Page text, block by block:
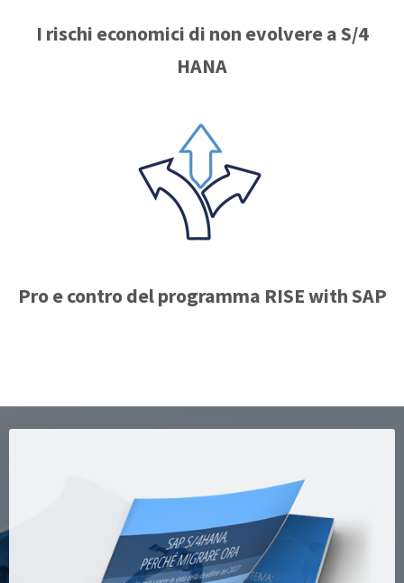
I rischi economici di non evolvere a S/4
HANA
Pro e contro del programma RISE with SAP